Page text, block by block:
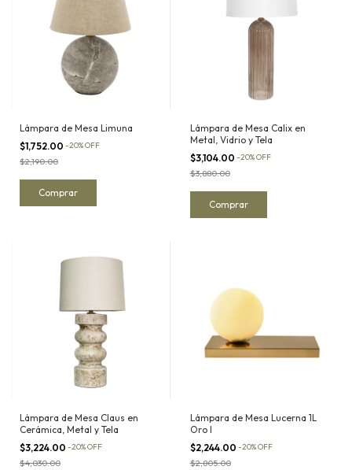
Lámpara de Mesa Limuna
$1,752.00 -20%OFF
$2,190.00
Lámpara de Mesa Calix en
Metal, Vidrio y Tela
$3,104.00 -20%OFF
$3,880.00
Lámpara de Mesa Claus en
Cerámica, Metal y Tela
$3,224.00 -20%OFF
$4,030.00
Lámpara de Mesa Lucerna 1L
Oro I
$2,244.00 -20%OFF
$2,805.00